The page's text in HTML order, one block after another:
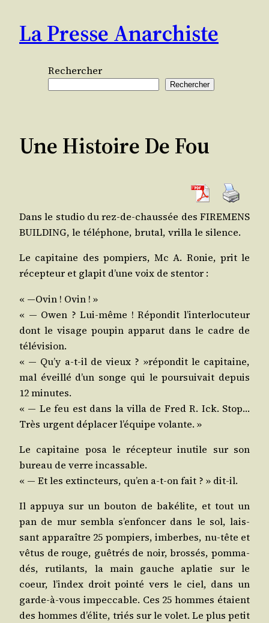
contenu
La Presse Anarchiste
Rechercher
Rechercher
Une Histoire De Fou
Dans le stu­dio du rez-de-chaus­sée des FIREMENS
BUILDING, le télé­phone, bru­tal, vrilla le silence.
Le capi­taine des pom­piers, Mc A. Ronie, prit le
récep­teur et gla­pit d’une voix de stentor :
« ―Ovin ! Ovin ! »
« ― Owen ? Lui-même ! Répon­dit l’in­ter­lo­cu­teur
dont le visage pou­pin appa­rut dans le cadre de
télévision.
« ― Qu’y a‑t-il de vieux ? »répon­dit le capi­taine,
mal éveillé d’un songe qui le pour­sui­vait depuis
12 minutes.
« ― Le feu est dans la vil­la de Fred R. Ick. Stop…
Très urgent dépla­cer l’é­quipe volante. »
Le capi­taine posa le récep­teur inutile sur son
bureau de verre incassable.
« ― Et les extinc­teurs, qu’en a‑t-on fait ? » dit-il.
Il appuya sur un bou­ton de baké­lite, et tout un
pan de mur sem­bla s’en­fon­cer dans le sol, lais­
sant appa­raître 25 pom­piers, imberbes, nu-tête et
vêtus de rouge, guê­trés de noir, bros­sés, pom­ma­
dés, ruti­lants, la main gauche apla­tie sur le
coeur, l’in­dex droit poin­té vers le ciel, dans un
garde-à-vous impec­cable. Ces 25 hommes étaient
des hommes d’é­lite, triés sur le volet. Le plus petit